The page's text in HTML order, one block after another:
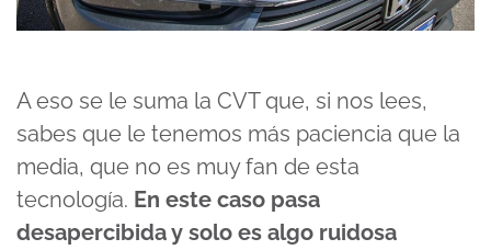
A eso se le suma la CVT que, si nos lees,
sabes que le tenemos más paciencia que la
media, que no es muy fan de esta
tecnología. En este caso pasa
desapercibida y solo es algo ruidosa